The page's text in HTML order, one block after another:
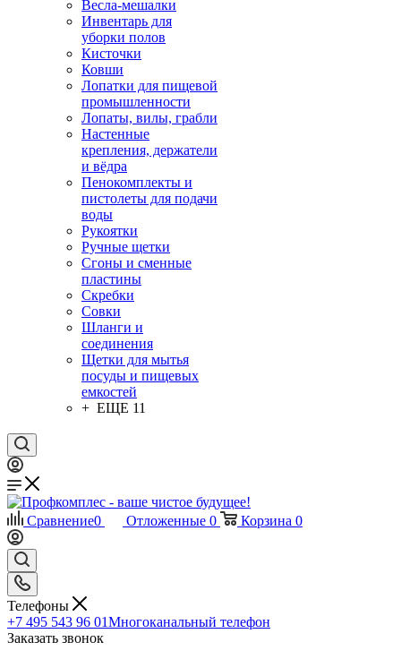
Весла-мешалки
Инвентарь для
уборки полов
Кисточки
Ковши
Лопатки для пищевой
промышленности
Лопаты, вилы, грабли
Настенные
крепления, держатели
и вёдра
Пенокомплекты и
пистолеты для подачи
воды
Рукоятки
Ручные щетки
Сгоны и сменные
пластины
Скребки
Совки
Шланги и
соединения
Щетки для мытья
посуды и пищевых
емкостей
+ ЕЩЕ 11
Сравнение0 Отложенные 0 Корзина 0
Телефоны
+7 495 543 96 01Многоканальный телефон
Заказать звонок